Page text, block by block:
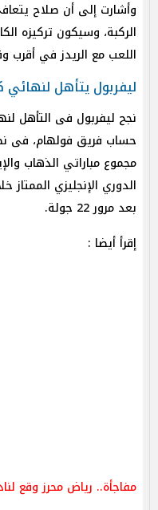
وأشارت إلى أن صلاح
الركبة، وسيكون تركيزه
اللعب مع الريدز في
ليفربول يتأهل لنهائي
نجح ليفربول فى التأهل
مجموع مباراتي الذهاب
بعد مرور 22 جولة.
إقرأ أيضا :
مفاجأة.. رياض محرز وقع